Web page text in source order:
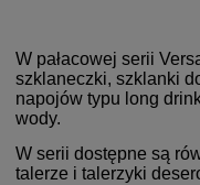
W pałacowej serii
szklaneczki, szklanki
napojów typu long
wody.
W serii dostępne są
talerze i talerzyki